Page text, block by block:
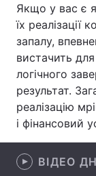
Спорт
Техно і зв'язок
Зброя
Здоров'я
Екологія
Якщо у вас є
їх реалізації
запалу,
вистачить
логічного
результат.
реалізацію
і фінансовий
ВІДЕО